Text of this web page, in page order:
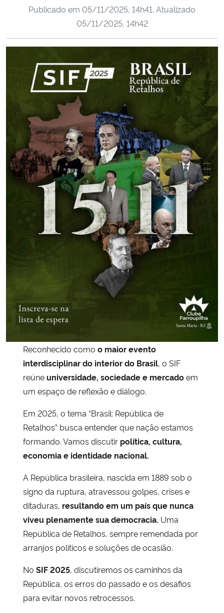
Ministério da Cidadania
Ministério de Minas e Energia
Ministério da Ciência, Tecnologia, Inovações e Comunicações
Ministério do Meio Ambiente
Ministério do Turismo
Ministério do Desenvolvimento Regional
Controladoria-Geral da União
Ministério da Mulher, da Família e dos Direitos Humanos
Advocacia-Geral da União
Banco Central do Brasil
Planalto
Publicado em 05/11/2025, 14h41. Atualizado
05/11/2025, 14h42
Reconhecido como o maior evento
interdisciplinar do interior do Brasil, o SIF
reúne universidade, sociedade e mercadoem
um espaço de reflexão e diálogo.
Em 2025, o tema “Brasil: República de
Retalhos” busca entender que nação estamos
formando. Vamos discutir política, cultura,
economia e identidade nacional.
A República brasileira, nascida em 1889 sob o
signo da ruptura, atravessou golpes, crises e
ditaduras, resultando em um país que nunca
viveu plenamente sua democracia. Uma
República de Retalhos, sempre remendada por
arranjos políticos e soluções de ocasião.
No SIF 2025, discutiremos os caminhos da
República, os erros do passado e os desafios
para evitar novos retrocessos.